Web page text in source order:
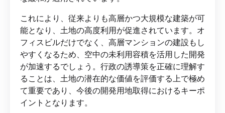
これにより、従来よりも高層かつ大規模な建築が可
能となり、土地の高度利用が促進されています。オ
フィスビルだけでなく、高層マンションの建設もし
やすくなるため、空中の未利用容積を活用した開発
が加速するでしょう。行政の誘導策を正確に理解す
ることは、土地の潜在的な価値を評価する上で極め
て重要であり、今後の開発用地取得におけるキーポ
イントとなります。